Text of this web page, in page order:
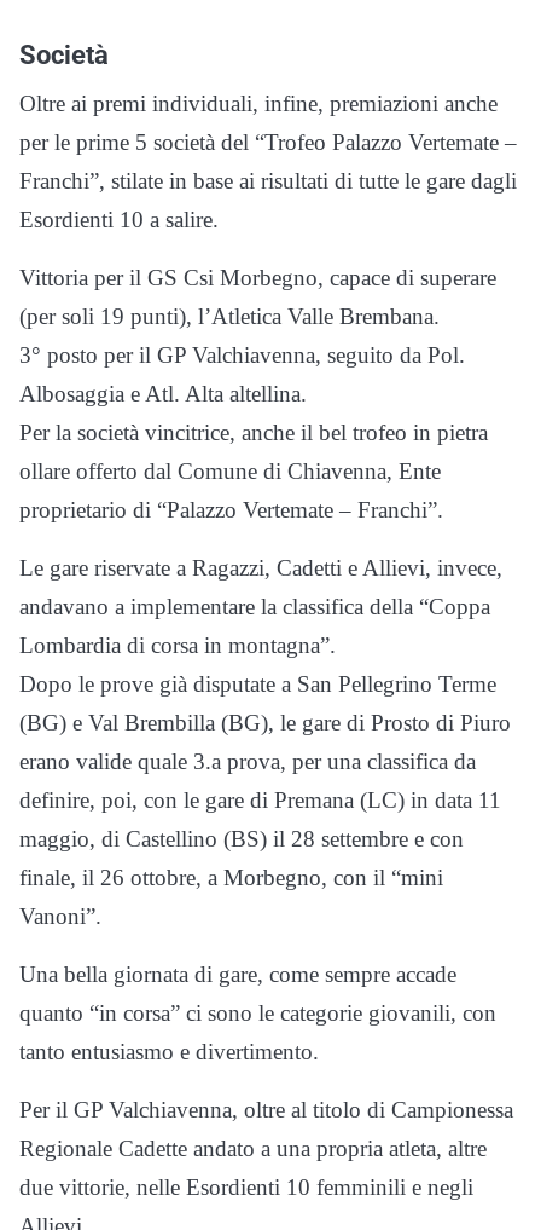
Società
Oltre ai premi individuali, infine, premiazioni anche
per le prime 5 società del “Trofeo Palazzo Vertemate –
Franchi”, stilate in base ai risultati di tutte le gare dagli
Esordienti 10 a salire.
Vittoria per il GS Csi Morbegno, capace di superare
(per soli 19 punti), l’Atletica Valle Brembana.
3° posto per il GP Valchiavenna, seguito da Pol.
Albosaggia e Atl. Alta altellina.
Per la società vincitrice, anche il bel trofeo in pietra
ollare offerto dal Comune di Chiavenna, Ente
proprietario di “Palazzo Vertemate – Franchi”.
Le gare riservate a Ragazzi, Cadetti e Allievi, invece,
andavano a implementare la classifica della “Coppa
Lombardia di corsa in montagna”.
Dopo le prove già disputate a San Pellegrino Terme
(BG) e Val Brembilla (BG), le gare di Prosto di Piuro
erano valide quale 3.a prova, per una classifica da
definire, poi, con le gare di Premana (LC) in data 11
maggio, di Castellino (BS) il 28 settembre e con
finale, il 26 ottobre, a Morbegno, con il “mini
Vanoni”.
Una bella giornata di gare, come sempre accade
quanto “in corsa” ci sono le categorie giovanili, con
tanto entusiasmo e divertimento.
Per il GP Valchiavenna, oltre al titolo di Campionessa
Regionale Cadette andato a una propria atleta, altre
due vittorie, nelle Esordienti 10 femminili e negli